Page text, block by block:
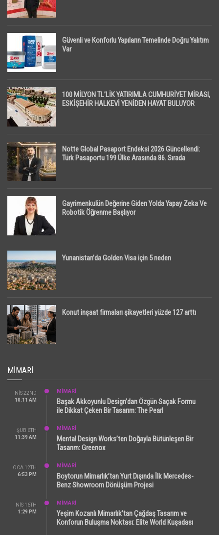
Güvenli ve Konforlu Yapıların Temelinde Doğru Yalıtım
Var
100 MİLYON TL’LİK YATIRIMLA CUMHURİYET MİRASI,
ESKİŞEHİR HALKEVİ YENİDEN HAYAT BULUYOR
Notte Global Pasaport Endeksi 2026 Güncellendi:
Türk Pasaportu 199 Ülke Arasında 86. Sırada
Gayrimenkulün Değerine Giden Yolda Yapay Zeka Ve
Robotik Öğrenme Başlıyor
Yunanistan’da Golden Visa için 5 neden
Konut inşaat firmaları şikayetleri yüzde 127 arttı
MIMARI
NIS 22ND
10:11 AM
MİMARİ
Başak Akkoyunlu Design’dan Özgün Saçak Formu
ile Dikkat Çeken Bir Tasarım: The Pearl
ŞUB 6TH
11:39 AM
MİMARİ
Mental Design Works’ten Doğayla Bütünleşen Bir
Tasarım: Greenox
OCA 12TH
6:53 PM
MİMARİ
Boytorun Mimarlık’tan Yurt Dışında İlk Mercedes-
Benz Showroom Dönüşüm Projesi
NIS 16TH
1:29 PM
MİMARİ
Yeşim Kozanlı Mimarlık’tan Çağdaş Tasarım ve
Konforun Buluşma Noktası: Elite World Kuşadası